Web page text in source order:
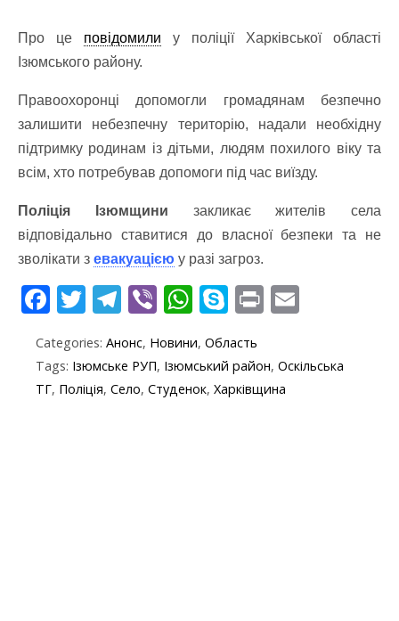
Про це повідомили у поліції Харківської області
Ізюмського району.
Правоохоронці допомогли громадянам безпечно
залишити небезпечну територію, надали необхідну
підтримку родинам із дітьми, людям похилого віку та
всім, хто потребував допомоги під час виїзду.
Поліція Ізюмщини закликає жителів села
відповідально ставитися до власної безпеки та не
зволікати з евакуацією у разі загроз.
F
e
b
T
itt
er
T
e
gr
Vi
er
W
at
s
S
y
p
Pr
t ai
Categories: Анонс, Новини, Область
Tags: Ізюмське РУП, Ізюмський район, Оскільська
ТГ, Поліція, Село, Студенок, Харківщина